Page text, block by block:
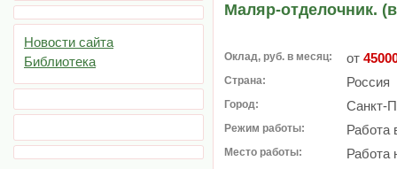
Новости сайта
Библиотека
Маляр-отделочник.
Оклад, руб. в месяц: от
Страна: Россия
Город: Санкт-
Режим работы: Работа
Место работы: Работа